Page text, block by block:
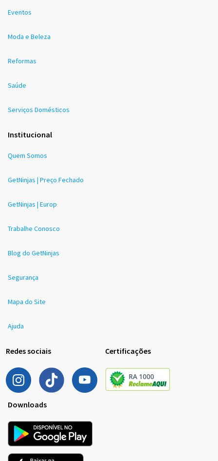
Eventos
Moda e Beleza
Reformas
Saúde
Serviços Domésticos
Institucional
Quem Somos
GetNinjas | Preço Fechado
GetNinjas | Europ
Trabalhe Conosco
Blog do GetNinjas
Segurança
Mapa do Site
Ajuda
Redes sociais Certificações
Downloads